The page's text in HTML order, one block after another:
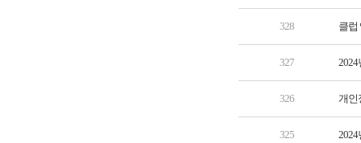
328 클럽
327 2024
326 개인
325 2024